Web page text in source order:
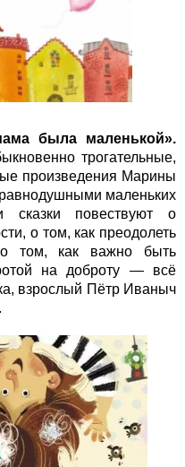
была маленькой».
трогательные,
произведения Марины
равнодушными маленьких
сказки повествуют о
о том, как преодолеть
том, как важно быть
на доброту — всё
взрослый Пётр Иваныч